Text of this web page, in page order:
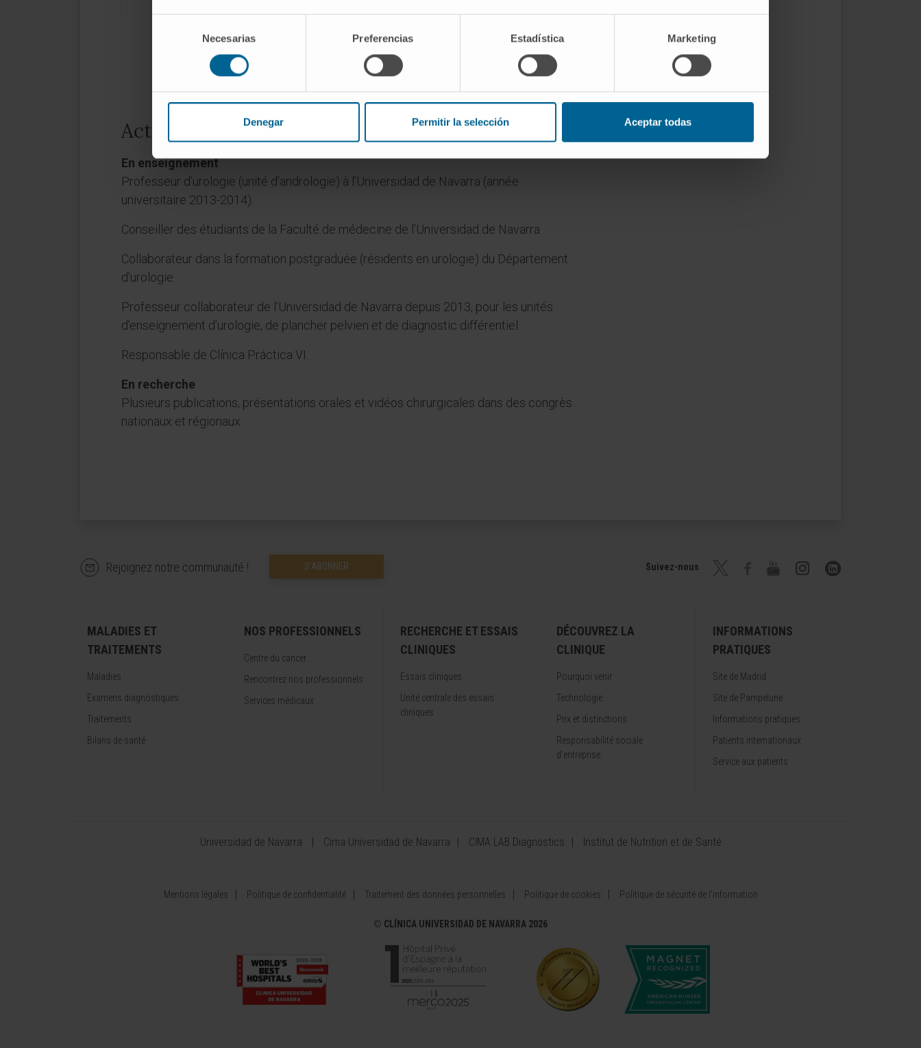
consentimiento
Necesarias Preferencias Estadística Marketing
Denegar Permitir la selección Aceptar todas
Activité
En enseignement
Professeur d’urologie (unité d’andrologie) à l’Universidad de Navarra (année
universitaire 2013-2014).
Conseiller des étudiants de la Faculté de médecine de l’Universidad de Navarra.
Collaborateur dans la formation postgraduée (résidents en urologie) du Département
d’urologie.
Professeur collaborateur de l’Universidad de Navarra depuis 2013, pour les unités
d’enseignement d’urologie, de plancher pelvien et de diagnostic différentiel.
Responsable de Clínica Práctica VI.
En recherche
Plusieurs publications, présentations orales et vidéos chirurgicales dans des congrès
nationaux et régionaux.
Rejoignez notre communauté ! S’ABONNER Suivez-nous
MALADIES ET
TRAITEMENTS
Maladies
Examens diagnostiques
Traitements
Bilans de santé
NOS PROFESSIONNELS
Centre du cancer
Rencontrez nos professionnels
Services médicaux
RECHERCHE ET ESSAIS
CLINIQUES
Essais cliniques
Unité centrale des essais
cliniques
DÉCOUVREZ LA
CLINIQUE
Pourquoi venir
Technologie
Prix et distinctions
Responsabilité sociale
d'entreprise
INFORMATIONS
PRATIQUES
Site de Madrid
Site de Pampelune
Informations pratiques
Patients internationaux
Service aux patients
Universidad de Navarra Cima Universidad de Navarra CIMA LAB Diagnostics Institut de Nutrition et de Santé
Mentions légales Politique de confidentialité Traitement des données personnelles Politique de cookies Politique de sécurité de l’information
© CLÍNICA UNIVERSIDAD DE NAVARRA 2026